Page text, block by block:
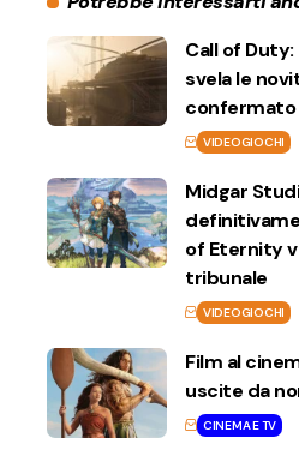
Call of
svela le
confermato
VIDEOGIOCHI
Midgar
of Eternity
tribunale
VIDEOGIOCHI
Film al
uscite da
CINEMA E TV